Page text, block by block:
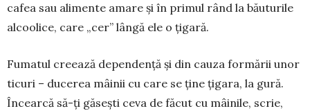
cafea sau alimente amare și în primul rând la bău­turile
alcoolice, care „cer” lângă ele o țigară.
Fumatul creează dependență și din cauza formă­rii unor
ticuri – ducerea mâinii cu care se ține ți­gara, la gură.
Încearcă să-ți găsești ceva de făcut cu mâinile, scrie,